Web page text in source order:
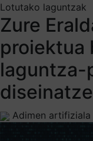
Lotutako laguntzak
Zure
proiektua
laguntza-
Adimen